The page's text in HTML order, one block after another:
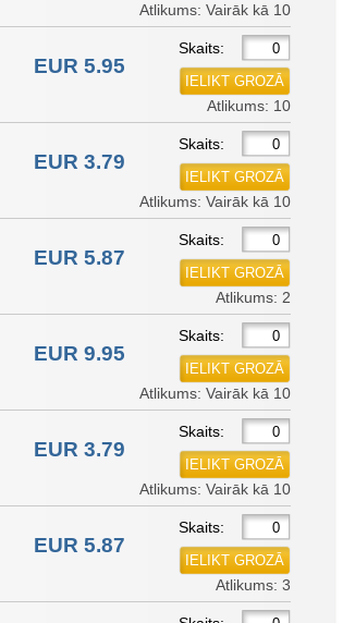
Atlikums: Vairāk kā 10
EUR 5.95
Skaits:
Atlikums: 10
EUR 3.79
Skaits:
Atlikums: Vairāk kā 10
EUR 5.87
Skaits:
Atlikums: 2
EUR 9.95
Skaits:
Atlikums: Vairāk kā 10
EUR 3.79
Skaits:
Atlikums: Vairāk kā 10
EUR 5.87
Skaits:
Atlikums: 3